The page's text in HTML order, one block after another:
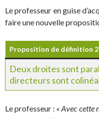
Le professeur en guise
faire une nouvelle
Proposition de définition 2
Deux droites sont
directeurs sont
Le professeur : « Avec cette